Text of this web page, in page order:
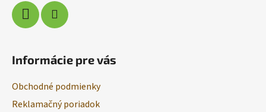
Informácie pre vás
Obchodné podmienky
Reklamačný poriadok